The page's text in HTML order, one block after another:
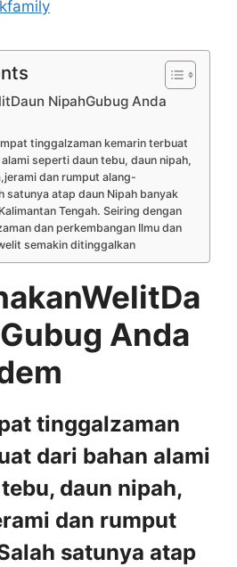
NipahGubug Anda
tinggalzaman kemarin terbuat
seperti daun tebu, daun nipah,
dan rumput alang-
satunya atap daun Nipah banyak
Tengah. Seiring dengan
dan perkembangan Ilmu dan
semakin ditinggalkan
Anda
tinggalzaman
dari bahan alami
daun nipah,
dan rumput
satunya atap